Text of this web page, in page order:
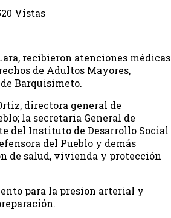
Vistas
recibieron atenciones médicas
de Adultos Mayores,
Barquisimeto.
directora general de
la secretaria General de
del Instituto de Desarrollo Social
del Pueblo y demás
de salud, vivienda y protección
para la presion arterial y